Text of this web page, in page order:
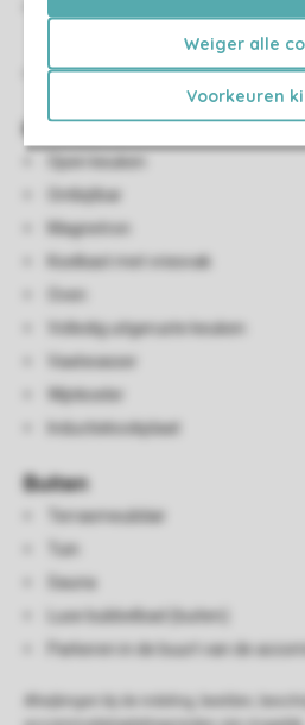
Weiger alle
Voorkeuren
Badkamer en suite met ligbad,
douchekop, dubbele wastafel en
Badkamer met douche in ligbad,
Keuken
Ontbijtbar
Magnetron
Koelkast met vriesvak
Oven
Volledig uitgeruste keuken
Vaatwasser
Wijnkoeler
Inductiekookplaat
Buiten
Terrasmeubilair
Tuin
Sauna
Luxe bubbelbad (buiten)
Parkeren in de buurt van de